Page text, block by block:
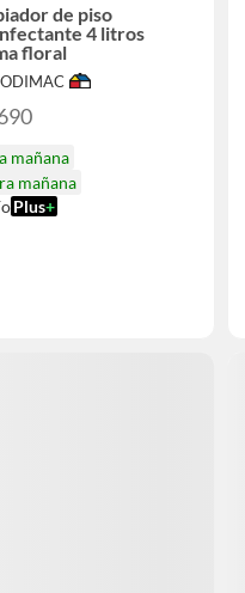
de piso
4 litros
floral
mañana
mañana
Plus+